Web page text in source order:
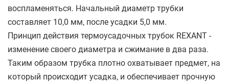
воспламеняться. Начальный диаметр трубки
составляет 10,0 мм, после усадки 5,0 мм.
Принцип действия термоусадочных трубок REXANT -
изменение своего диаметра и сжимание в два раза.
Таким образом трубка плотно охватывает предмет, на
который происходит усадка, и обеспечивает прочную